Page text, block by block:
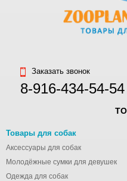
Заказать звонок
8-916-434-54-54
Товары для собак
Аксессуары для собак
Молодёжные сумки для девушек
Одежда для собак